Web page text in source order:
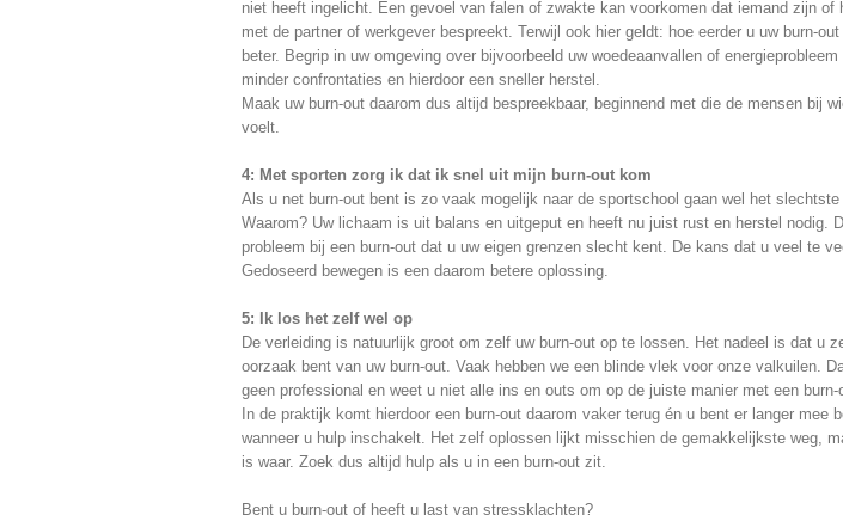
niet heeft ingelicht. Een gevoel van falen of zwakte kan voorkomen dat iemand zijn of
met de partner of werkgever bespreekt. Terwijl ook hier geldt: hoe eerder u uw burn-
beter. Begrip in uw omgeving over bijvoorbeeld uw woedeaanvallen of
minder confrontaties en hierdoor een sneller herstel.
Maak uw burn-out daarom dus altijd bespreekbaar, beginnend met die de mensen bij
voelt.
4: Met sporten zorg ik dat ik snel uit mijn burn-out kom
Als u net burn-out bent is zo vaak mogelijk naar de sportschool gaan wel het
Waarom? Uw lichaam is uit balans en uitgeput en heeft nu juist rust en herstel nodig.
probleem bij een burn-out dat u uw eigen grenzen slecht kent. De kans dat u veel te
Gedoseerd bewegen is een daarom betere oplossing.
5: Ik los het zelf wel op
De verleiding is natuurlijk groot om zelf uw burn-out op te lossen. Het nadeel is dat u
oorzaak bent van uw burn-out. Vaak hebben we een blinde vlek voor onze valkuilen.
geen professional en weet u niet alle ins en outs om op de juiste manier met een burn-
In de praktijk komt hierdoor een burn-out daarom vaker terug én u bent er langer mee
wanneer u hulp inschakelt. Het zelf oplossen lijkt misschien de gemakkelijkste weg,
is waar. Zoek dus altijd hulp als u in een burn-out zit.
Bent u burn-out of heeft u last van stressklachten?